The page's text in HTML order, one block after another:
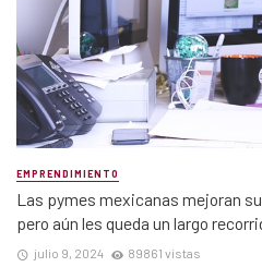
EMPRENDIMIENTO
Las pymes mexicanas mejoran
pero aún les queda un largo
julio 9, 2024 89861 vistas